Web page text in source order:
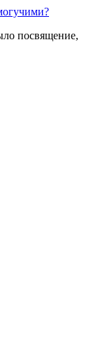
посвящение,